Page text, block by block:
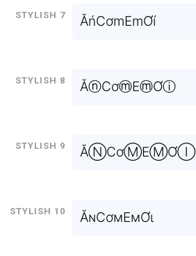
Stylish 7 ĂńCơmEmƠí
Stylish 8 ĂⓝCơⓜEⓜƠⓘ
Stylish 9 ĂⓃCơⓂEⓂƠⒾ
Stylish 10 ĂɴCơмEмƠι